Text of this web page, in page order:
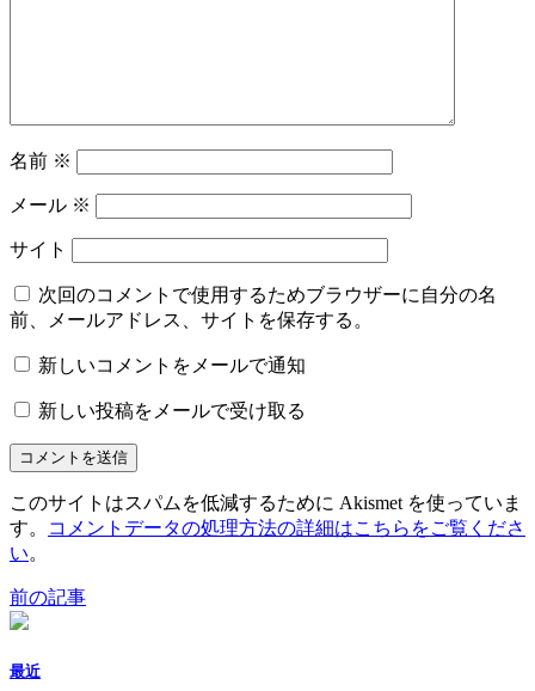
名前 ※
メール ※
サイト
次回のコメントで使用するためブラウザーに自分の名
前、メールアドレス、サイトを保存する。
新しいコメントをメールで通知
新しい投稿をメールで受け取る
このサイトはスパムを低減するために Akismet を使っていま
す。
コメントデータの処理方法の詳細はこちらをご覧くださ
い。
前の記事
最近